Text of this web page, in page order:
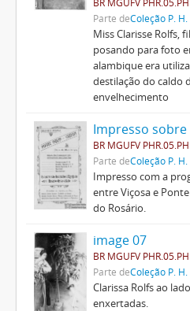
Parte deColeção P. H.
Miss Clarisse Rolfs,
posando para foto
alambique era
destilação do caldo
envelhecimento
Impresso
BR MGUFV
Parte deColeção P. H.
Impresso com a
entre Viçosa e
do Rosário.
image 07
BR MGUFV
Parte deColeção P. H.
Clarissa Rolfs ao
enxertadas.